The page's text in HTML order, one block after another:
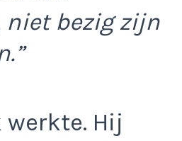
niet bezig zijn
werkte. Hij